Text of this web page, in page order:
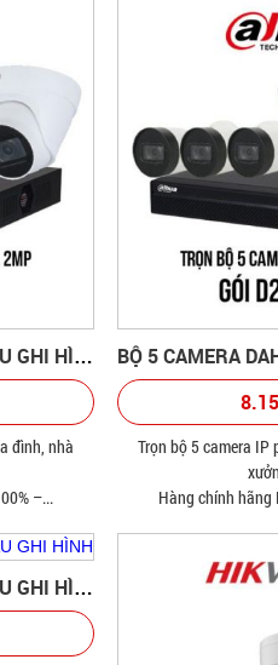
BỘ 6 CAMERA DAHUA VÀ ĐẦU GHI HÌNH
đình, nhà
–...
Trọn bộ 5 camera
Hàng chính hãng
BỘ 2 CAMERA DAHUA VÀ ĐẦU GHI HÌNH